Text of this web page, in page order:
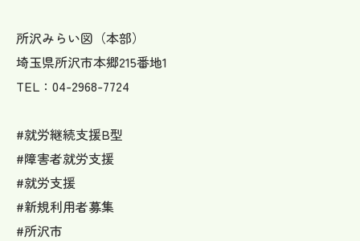
所沢みらい図（本部）
埼玉県所沢市本郷215番地1
TEL：04-2968-7724
#就労継続支援B型
#障害者就労支援
#就労支援
#新規利用者募集
#所沢市